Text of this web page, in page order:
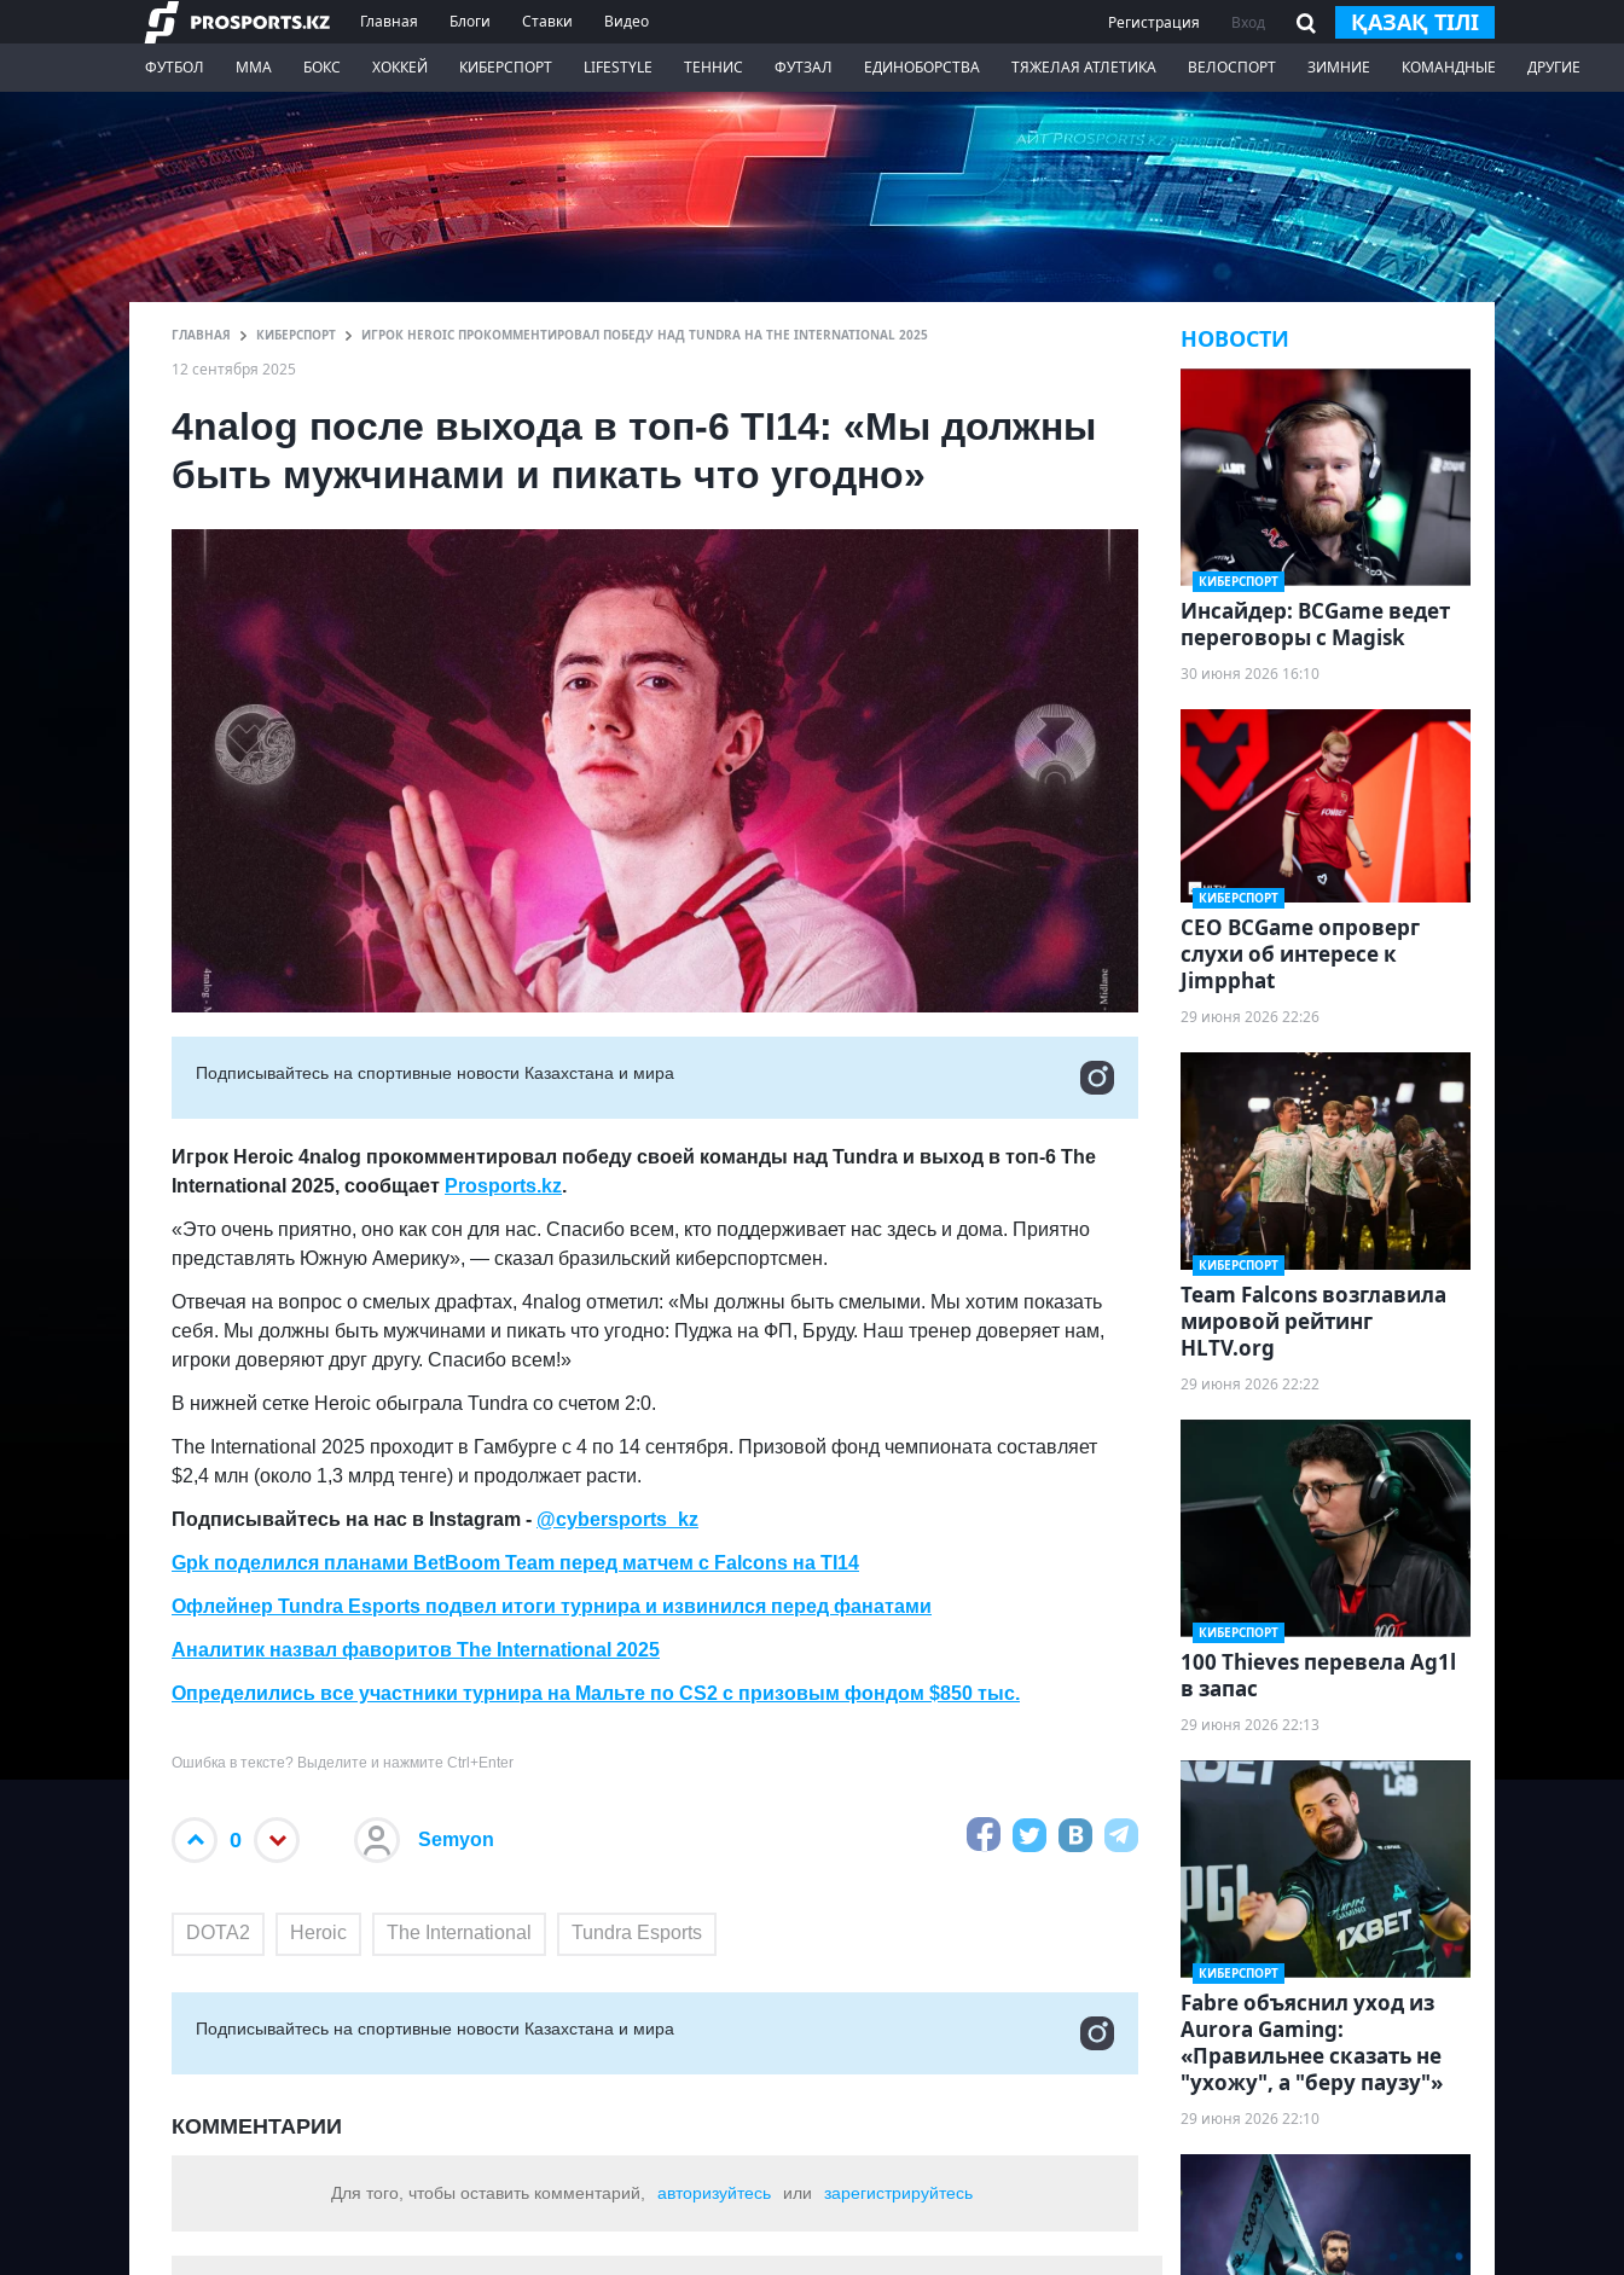
Главная Блоги Ставки Видео Регистрация Вход ҚАЗАҚ ТІЛІ
ФУТБОЛ ММА БОКС ХОККЕЙ КИБЕРСПОРТ LIFESTYLE ТЕННИС ФУТЗАЛ ЕДИНОБОРСТВА ТЯЖЕЛАЯ АТЛЕТИКА ВЕЛОСПОРТ ЗИМНИЕ КОМАНДНЫЕ ДРУГИЕ
ГЛАВНАЯ КИБЕРСПОРТ ИГРОК HEROIC ПРОКОММЕНТИРОВАЛ ПОБЕДУ НАД TUNDRA НА THE INTERNATIONAL 2025
12 сентября 2025
4nalog после выхода в топ-6 TI14: «Мы должны
быть мужчинами и пикать что угодно»
Подписывайтесь на cпортивные новости Казахстана и мира
Игрок Heroic 4nalog прокомментировал победу своей команды над Tundra и выход в топ-6 The
International 2025, сообщает Prosports.kz.
«Это очень приятно, оно как сон для нас. Спасибо всем, кто поддерживает нас здесь и дома. Приятно
представлять Южную Америку», — сказал бразильский киберспортсмен.
Отвечая на вопрос о смелых драфтах, 4nalog отметил: «Мы должны быть смелыми. Мы хотим показать
себя. Мы должны быть мужчинами и пикать что угодно: Пуджа на ФП, Бруду. Наш тренер доверяет нам,
игроки доверяют друг другу. Спасибо всем!»
В нижней сетке Heroic обыграла Tundra со счетом 2:0.
The International 2025 проходит в Гамбурге с 4 по 14 сентября. Призовой фонд чемпионата составляет
$2,4 млн (около 1,3 млрд тенге) и продолжает расти.
Подписывайтесь на нас в Instagram - @cybersports_kz
Gpk поделился планами BetBoom Team перед матчем с Falcons на TI14
Офлейнер Tundra Esports подвел итоги турнира и извинился перед фанатами
Аналитик назвал фаворитов The International 2025
Определились все участники турнира на Мальте по CS2 с призовым фондом $850 тыс.
Ошибка в тексте? Выделите и нажмите Ctrl+Enter
0 Semyon
DOTA2 Heroic The International Tundra Esports
Подписывайтесь на cпортивные новости Казахстана и мира
КОММЕНТАРИИ
Для того, чтобы оставить комментарий, авторизуйтесь или зарегистрируйтесь
НОВОСТИ
КИБЕРСПОРТ
Инсайдер: BCGame ведет
переговоры с Magisk
30 июня 2026 16:10
КИБЕРСПОРТ
CEO BCGame опроверг
слухи об интересе к
Jimpphat
29 июня 2026 22:26
КИБЕРСПОРТ
Team Falcons возглавила
мировой рейтинг
HLTV.org
29 июня 2026 22:22
КИБЕРСПОРТ
100 Thieves перевела Ag1l
в запас
29 июня 2026 22:13
КИБЕРСПОРТ
Fabre объяснил уход из
Aurora Gaming:
«Правильнее сказать не
"ухожу", а "беру паузу"»
29 июня 2026 22:10